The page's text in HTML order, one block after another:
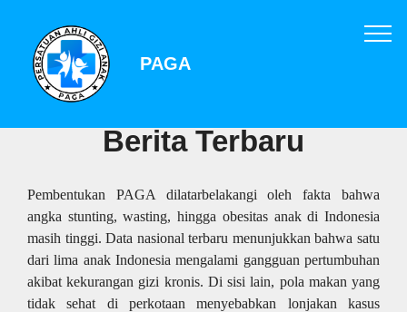
PAGA
Berita Terbaru
Pembentukan PAGA dilatarbelakangi oleh fakta bahwa
angka stunting, wasting, hingga obesitas anak di Indonesia
masih tinggi. Data nasional terbaru menunjukkan bahwa satu
dari lima anak Indonesia mengalami gangguan pertumbuhan
akibat kekurangan gizi kronis. Di sisi lain, pola makan yang
tidak sehat di perkotaan menyebabkan lonjakan kasus